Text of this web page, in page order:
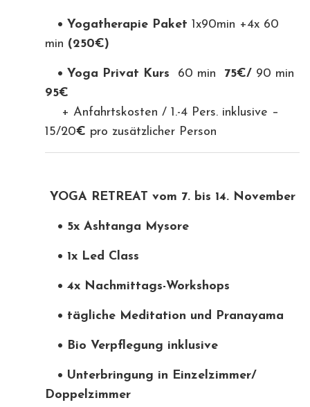
• Yogatherapie Paket 1x90min +4x 60
min (250€)
• Yoga Privat Kurs 60 min 75€/ 90 min
95€
+ Anfahrtskosten / 1.-4 Pers. inklusive –
15/20€ pro zusätzlicher Person
YOGA RETREAT vom 7. bis 14. November
• 5x Ashtanga Mysore
• 1x Led Class
• 4x Nachmittags-Workshops
• tägliche Meditation und Pranayama
• Bio Verpflegung inklusive
• Unterbringung in Einzelzimmer/
Doppelzimmer